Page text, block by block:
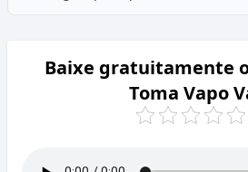
Baixe gratuitamente
Toma Vapo